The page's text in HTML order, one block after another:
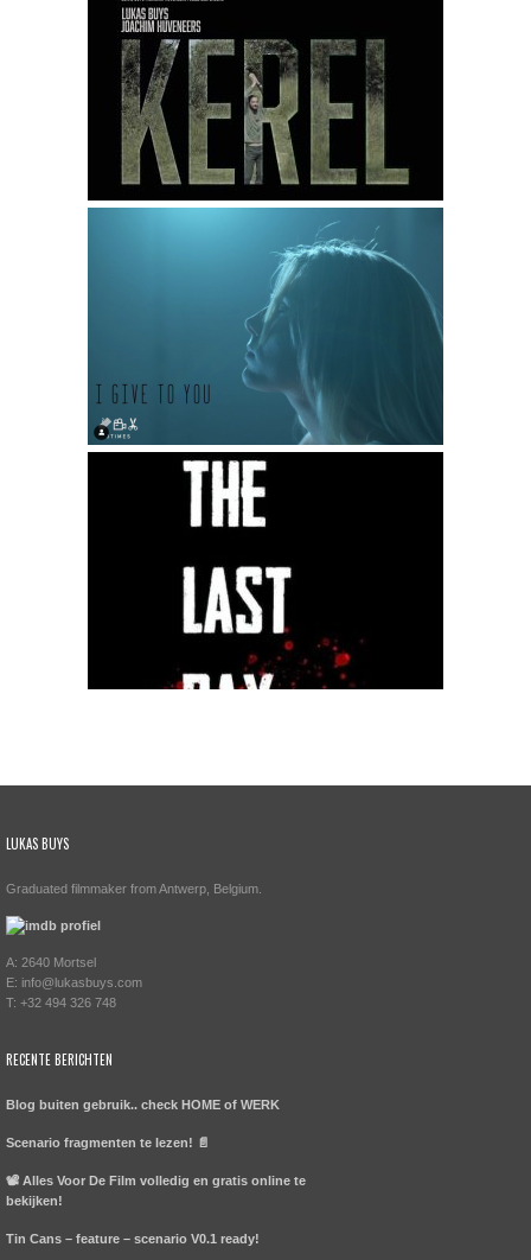
I give to you
LUKAS BUYS
Graduated filmmaker from Antwerp, Belgium.
A: 2640 Mortsel
E: info@lukasbuys.com
T: +32 494 326 748
RECENTE BERICHTEN
Blog buiten gebruik.. check HOME of WERK
Scenario fragmenten te lezen! 📄
📽️ Alles Voor De Film volledig en gratis online te
bekijken!
Tin Cans – feature – scenario V0.1 ready!